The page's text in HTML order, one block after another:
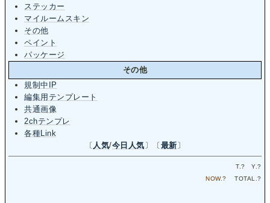
ステッカー
マイルームスキン
その他
ペイント
パッケージ
その他
規制中IP
編集用テンプレート
共通画像
2chテンプレ
各種Link
〔 人気/今日人気 〕〔 最新 〕
T.? Y.?
NOW.? TOTAL.?